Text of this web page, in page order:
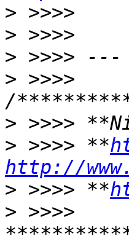
>
>
>
> >>>>
>
> >>>> **
http://
> >>>> **
> >>>>